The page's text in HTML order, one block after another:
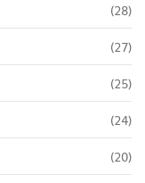
(28)
(27)
(25)
(24)
(20)